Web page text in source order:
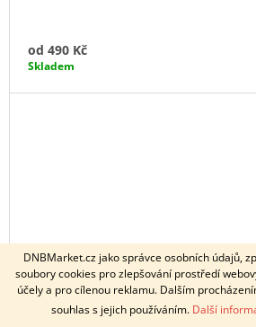
DNBMarket.cz jako správce osobních údajů,
soubory cookies pro zlepšování prostředí
účely a pro cílenou reklamu. Dalším
souhlas s jejich používáním. Další
U objednávek po 7.12.2025 nezaručujeme
Dotazy k objednávkám směřujte na email
od 490 Kč
Skladem